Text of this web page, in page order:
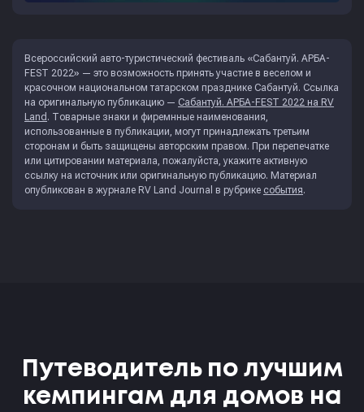
Всероссийский авто-туристический фестиваль «Сабантуй. АРБА-
FEST 2022» — это возможность принять участие в веселом и
красочном национальном татарском празднике Сабантуй. Ссылка
на оригинальную публикацию — Сабантуй. АРБА-FEST 2022 на RV
Land . Товарные знаки и фиремнные наименования,
использованные в публикации, могут принадлежать третьим
сторонам и быть защищены авторским правом. При перепечатке
или цитировании материала, пожалуйста, укажите активную
ссылку на источник или оригинальную публикацию. Материал
опубликован в журнале RV Land Journal в рубрике события.
Путеводитель по лучшим
кемпингам для домов на